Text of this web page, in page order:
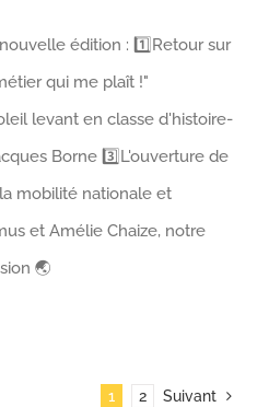
édition : 1️⃣Retour sur
qui me plaît !"
levant en classe d'histoire-
Borne 3️⃣L'ouverture de
mobilité nationale et
et Amélie Chaize, notre
🌏
1 2 Suivant